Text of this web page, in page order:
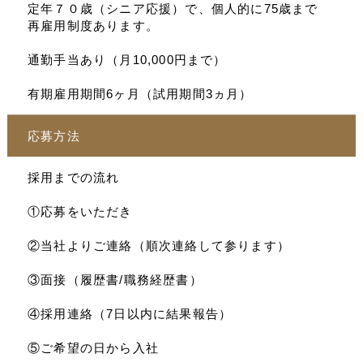
定年７０歳（シニア応援）で、個人的に75歳まで
再雇用制度あります。
通勤手当あり（月10,000円まで）
有期雇用期間6ヶ月（試用期間3ヵ月）
応募方法
採用までの流れ
①応募をいただき
②当社よりご連絡（順次連絡して参ります）
③面接（履歴書/職務経歴書）
④採用連絡（7日以内に結果報告）
⑤ご希望の日から入社